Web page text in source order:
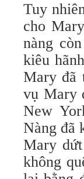
Tuy
cho
nàng
kiêu
Mary đã
vụ Mary
New
Nàng đã
Mary
không